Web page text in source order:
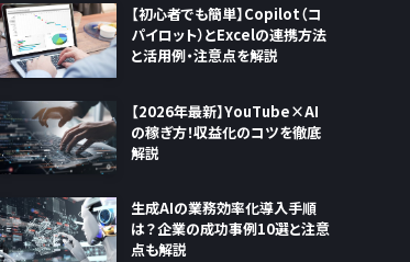
【初心者でも簡単】Copilot（コ
パイロット）とExcelの連携方法
と活用例・注意点を解説
【2026年最新】YouTube×AI
の稼ぎ方！収益化のコツを徹底
解説
生成AIの業務効率化導入手順
は？企業の成功事例10選と注意
点も解説